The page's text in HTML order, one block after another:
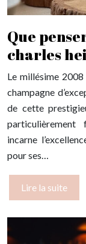
Que
charles
Le millésime
champagne
de cette
particulièrement
incarne
pour ses…
Lire la suite